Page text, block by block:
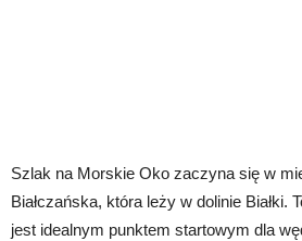
Szlak na Morskie Oko zaczyna się w
Białczańska, która leży w dolinie Białki.
jest idealnym punktem startowym dla